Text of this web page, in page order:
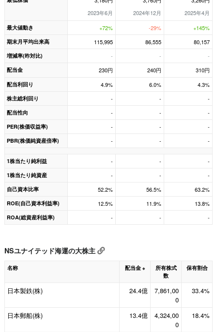
2023年6月
2024年12月
2025年4月
最大値動き +72% -29% +145%
期末月平均出来高 115,995 86,555 80,157
増減率(昨対比) - - -
配当金 230円 240円 310円
配当利回り 4.9% 6.0% 4.3%
株主総利回り - - -
配当性向 - - -
PER(株価収益率) - - -
PBR(株価純資産倍率) - - -
1株当たり純利益 - - -
1株当たり純資産 - - -
自己資本比率 52.2% 56.5% 63.2%
ROE(自己資本利益率) 12.5% 11.9% 13.8%
ROA(総資産利益率) - - -
NSユナイテッド海運の大株主
名称 配当金 ※
所有株式
数
保有割合
日本製鉄(株) 24.4億
7,861,00
0
33.4%
日本郵船(株) 13.4億
4,324,00
0
18.4%